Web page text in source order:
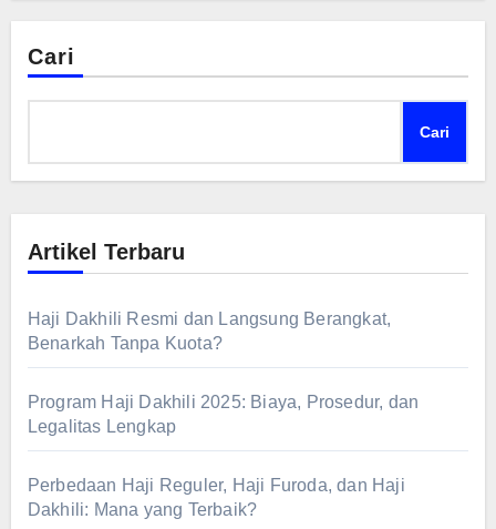
Cari
Cari
Artikel Terbaru
Haji Dakhili Resmi dan Langsung Berangkat,
Benarkah Tanpa Kuota?
Program Haji Dakhili 2025: Biaya, Prosedur, dan
Legalitas Lengkap
Perbedaan Haji Reguler, Haji Furoda, dan Haji
Dakhili: Mana yang Terbaik?